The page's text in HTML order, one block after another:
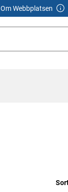
Om Webbplatsen